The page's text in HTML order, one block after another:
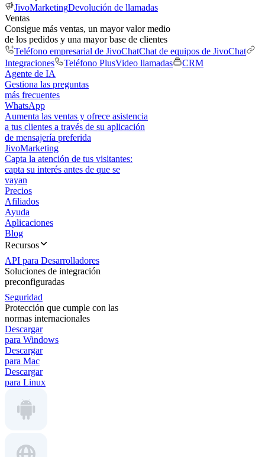
JivoMarketingDevolución de llamadas
Ventas
Consigue más ventas, un mayor valor medio
de los pedidos y una mayor base de clientes
Teléfono empresarial de JivoChatChat de equipos de JivoChat
Integraciones
Teléfono PlusVideo llamadas
CRM
Agente de IA
Gestiona las preguntas
más frecuentes
WhatsApp
Aumenta las ventas y ofrece asistencia
a tus clientes a través de su aplicación
de mensajería preferida
JivoMarketing
Capta la atención de tus visitantes:
capta su interés antes de que se
vayan
Precios
Afiliados
Ayuda
Aplicaciones
Blog
Recursos
API para Desarrolladores
Soluciones de integración
preconfiguradas
Seguridad
Protección que cumple con las
normas internacionales
Descargar
para Windows
Descargar
para Mac
Descargar
para Linux